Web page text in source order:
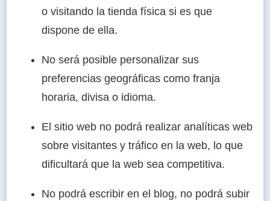
o visitando la tienda física si es que
dispone de ella.
No será posible personalizar sus
preferencias geográficas como franja
horaria, divisa o idioma.
El sitio web no podrá realizar analíticas web
sobre visitantes y tráfico en la web, lo que
dificultará que la web sea competitiva.
No podrá escribir en el blog, no podrá subir